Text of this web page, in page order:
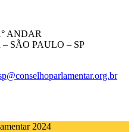
ANDAR
SÃO PAULO – SP
2024